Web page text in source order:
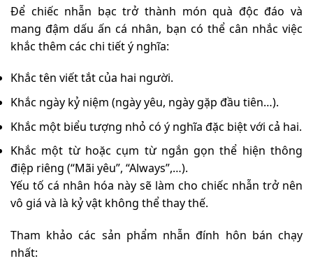
Để chiếc nhẫn bạc trở thành món quà độc đáo và
mang đậm dấu ấn cá nhân, bạn có thể cân nhắc việc
khắc thêm các chi tiết ý nghĩa:
Khắc tên viết tắt của hai người.
Khắc ngày kỷ niệm (ngày yêu, ngày gặp đầu tiên…).
Khắc một biểu tượng nhỏ có ý nghĩa đặc biệt với cả hai.
Khắc một từ hoặc cụm từ ngắn gọn thể hiện thông
điệp riêng (“Mãi yêu”, “Always”,…).
Yếu tố cá nhân hóa này sẽ làm cho chiếc nhẫn trở nên
vô giá và là kỷ vật không thể thay thế.
Tham khảo các sản phẩm nhẫn đính hôn bán chạy
nhất: